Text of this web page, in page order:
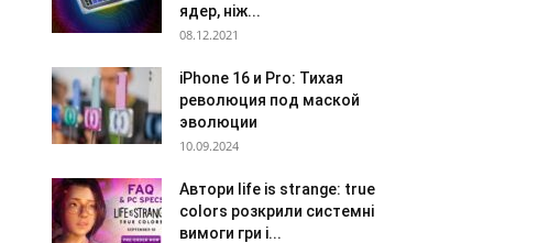
ядер, ніж...
08.12.2021
iPhone 16 и Pro: Тихая
революция под маской
эволюции
10.09.2024
Автори life is strange: true
colors розкрили системні
вимоги гри і...